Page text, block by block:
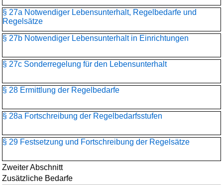
§ 27a Notwendiger Lebensunterhalt, Regelbedarfe und
Regelsätze
§ 27b Notwendiger Lebensunterhalt in Einrichtungen
§ 27c Sonderregelung für den Lebensunterhalt
§ 28 Ermittlung der Regelbedarfe
§ 28a Fortschreibung der Regelbedarfsstufen
§ 29 Festsetzung und Fortschreibung der Regelsätze
Zweiter Abschnitt
Zusätzliche Bedarfe